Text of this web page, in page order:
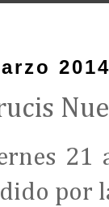
21
por